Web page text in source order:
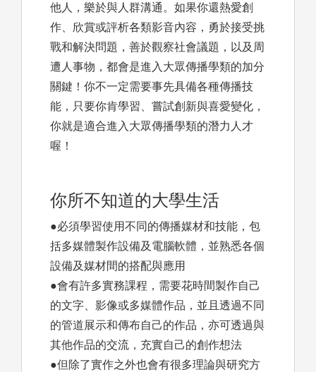
他人，樂於與人群溝通。如果你還熱愛創
作、欣賞或評析各類影音內容，勇於接受挑
戰和解決問題，善於觀察社會議題，以及周
遭人事物，都會是進入大眾傳播學類的加分
關鍵！你不一定需要事先具備各種傳播技
能，只要你肯學習、嘗試創新與喜愛變化，
你就是適合進入大眾傳播學類的潛力人才
喔！
你所不知道的大學生活
●必須學習使用不同的傳播媒材和技能，包
括多媒體製作設備及電腦軟體，並熟悉各個
設備及媒材間的搭配與應用
●會有許多實務課程，需要花時間製作自己
的文字、影像或多媒體作品，並且透過不同
的管道展示和傳布自己的作品，亦可透過與
其他作品的交流，充實自己的創作想法
●但除了實作之外也會有很多理論與研究方